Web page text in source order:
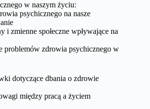
w naszym życiu:
psychicznego na nasze
i zmienne społeczne wpływające na
problemów zdrowia psychicznego w
dotyczące dbania o zdrowie
między pracą a życiem